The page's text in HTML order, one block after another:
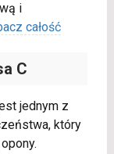
i
całość
C
jednym z
który